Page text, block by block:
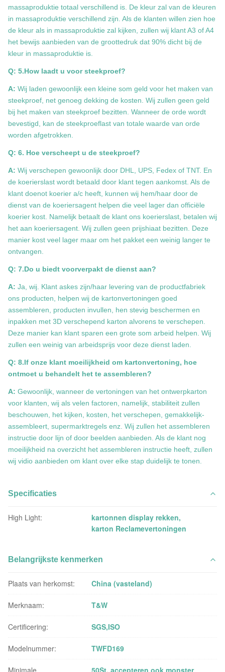
massaproduktie totaal verschillend is. De kleur zal van de kleuren
in massaproduktie verschillend zijn. Als de klanten willen zien hoe
de kleur als in massaproduktie zal kijken, zullen wij klant A3 of A4
het bewijs aanbieden van de groottedruk dat 90% dicht bij de
kleur in massaproduktie is.
Q: 5.How laadt u voor steekproef?
A: Wij laden gewoonlijk een kleine som geld voor het maken van
steekproef, net genoeg dekking de kosten. Wij zullen geen geld
bij het maken van steekproef bezitten. Wanneer de orde wordt
bevestigd, kan de steekproeflast van totale waarde van orde
worden afgetrokken.
Q: 6. Hoe verscheept u de steekproef?
A: Wij verschepen gewoonlijk door DHL, UPS, Fedex of TNT. En
de koerierslast wordt betaald door klant tegen aankomst. Als de
klant doenot koerier a/c heeft, kunnen wij hem/haar door de
dienst van de koeriersagent helpen die veel lager dan officiële
koerier kost. Namelijk betaalt de klant ons koerierslast, betalen wij
het aan koeriersagent. Wij zullen geen prijshiaat bezitten. Deze
manier kost veel lager maar om het pakket een weinig langer te
ontvangen.
Q: 7.Do u biedt voorverpakt de dienst aan?
A: Ja, wij. Klant askes zijn/haar levering van de productfabriek
ons producten, helpen wij de kartonvertoningen goed
assembleren, producten invullen, hen stevig beschermen en
inpakken met 3D verschepend karton alvorens te verschepen.
Deze manier kan klant sparen een grote som arbeid helpen. Wij
zullen een weinig van arbeidsprijs voor deze dienst laden.
Q: 8.If onze klant moeilijkheid om kartonvertoning, hoe
ontmoet u behandelt het te assembleren?
A: Gewoonlijk, wanneer de vertoningen van het ontwerpkarton
voor klanten, wij als velen factoren, namelijk, stabiliteit zullen
beschouwen, het kijken, kosten, het verschepen, gemakkelijk-
assembleert, supermarktregels enz. Wij zullen het assembleren
instructie door lijn of door beelden aanbieden. Als de klant nog
moeilijkheid na overzicht het assembleren instructie heeft, zullen
wij vidio aanbieden om klant over elke stap duidelijk te tonen.
Specificaties
High Light: kartonnen display rekken,
karton Reclamevertoningen
Belangrijkste kenmerken
Plaats van herkomst: China (vasteland)
Merknaam: T&W
Certificering: SGS,ISO
Modelnummer: TWFD169
Minimale
50St, accepteren ook monster